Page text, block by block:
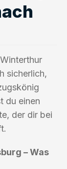
sicherlich,
du einen
der dir bei
– Was